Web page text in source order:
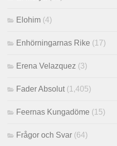
Elohim (4)
Enhörningarnas Rike (17)
Erena Velazquez (3)
Fader Absolut(1,405)
Feernas Kungadöme (15)
Frågor och Svar (64)